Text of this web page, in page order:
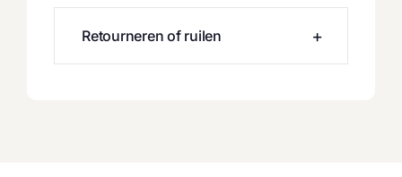
Retourneren of ruilen